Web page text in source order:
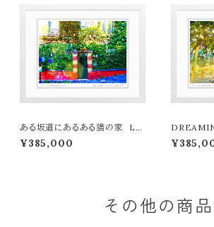
ある坂道にあるある猫の家 LE
ON TERASHIMA版画作品77
作限定（オンライン限定特典付き
¥385,000
HIMA版画
ライン限定
その他の商品